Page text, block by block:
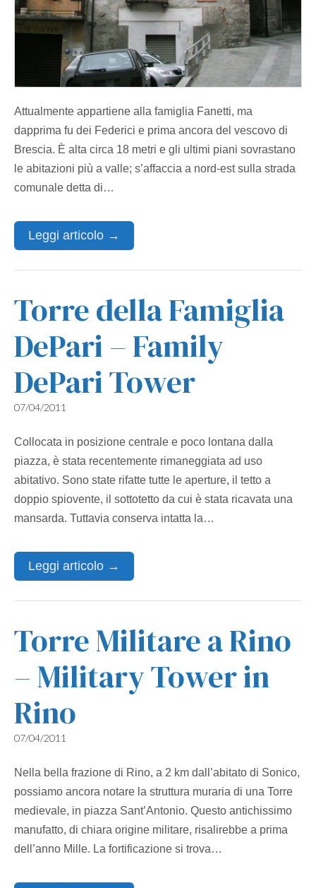
Attualmente appartiene alla famiglia Fanetti, ma
dapprima fu dei Federici e prima ancora del vescovo di
Brescia. È alta circa 18 metri e gli ultimi piani sovrastano
le abitazioni più a valle; s’affaccia a nord‐est sulla strada
comunale detta di…
Leggi articolo →
Torre della Famiglia
DePari – Family
DePari Tower
07/04/2011
Collocata in posizione centrale e poco lontana dalla
piazza, è stata recentemente rimaneggiata ad uso
abitativo. Sono state rifatte tutte le aperture, il tetto a
doppio spiovente, il sottotetto da cui è stata ricavata una
mansarda. Tuttavia conserva intatta la…
Leggi articolo →
Torre Militare a Rino
– Military Tower in
Rino
07/04/2011
Nella bella frazione di Rino, a 2 km dall’abitato di Sonico,
possiamo ancora notare la struttura muraria di una Torre
medievale, in piazza Sant’Antonio. Questo antichissimo
manufatto, di chiara origine militare, risalirebbe a prima
dell’anno Mille. La fortificazione si trova…